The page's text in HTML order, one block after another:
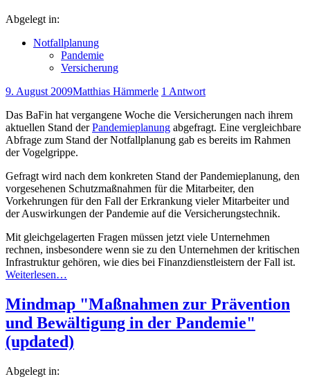
Abgelegt in:
Notfallplanung
Pandemie
Versicherung
9. August 2009Matthias Hämmerle 1 Antwort
Das BaFin hat vergangene Woche die Versicherungen nach ihrem
aktuellen Stand derPandemieplanung abgefragt. Eine vergleichbare
Abfrage zum Stand der Notfallplanung gab es bereits im Rahmen
der Vogelgrippe.
Gefragt wird nach dem konkreten Stand der Pandemieplanung, den
vorgesehenen Schutzmaßnahmen für die Mitarbeiter, den
Vorkehrungen für den Fall der Erkrankung vieler Mitarbeiter und
der Auswirkungen der Pandemie auf die Versicherungstechnik.
Mit gleichgelagerten Fragen müssen jetzt viele Unternehmen
rechnen, insbesondere wenn sie zu den Unternehmen der kritischen
Infrastruktur gehören, wie dies bei Finanzdienstleistern der Fall ist.
Weiterlesen…
Mindmap "Maßnahmen zur Prävention
und Bewältigung in der Pandemie"
(updated)
Abgelegt in: